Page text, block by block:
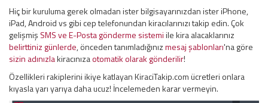
Hiç bir kuruluma gerek olmadan ister bilgisayarınızdan ister iPhone,
iPad, Android vs gibi cep telefonundan kiracılarınızı takip edin. Çok
gelişmiş SMS ve E-Posta gönderme sistemiile kira alacaklarınız
belirttiniz günlerde, önceden tanımladığınızmesaj şablonları'na göre
sizin adınızlakiracınızaotomatik olarak gönderilir!
Özellikleri rakiplerini ikiye katlayan KiraciTakip.com ücretleri onlara
kıyasla yarı yarıya daha ucuz! İncelemeden karar vermeyin.